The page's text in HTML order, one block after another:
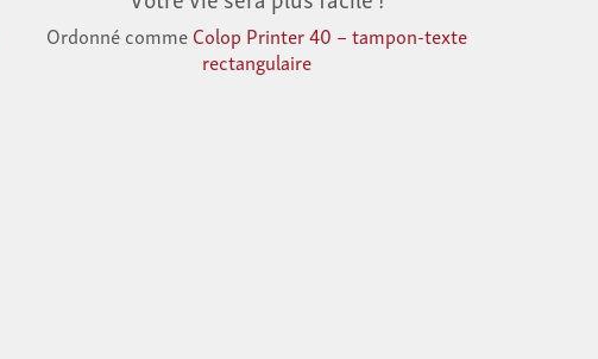
Ordonné commeColop Printer 40 – tampon-texte
rectangulaire